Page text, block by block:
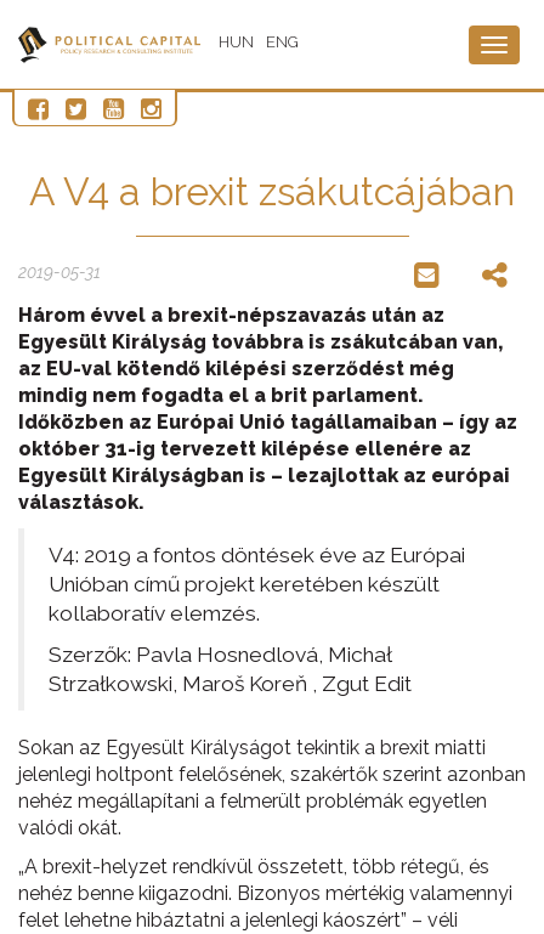
HUN ENG
A V4 a brexit zsákutcájában
2019-05-31
Három évvel a brexit-népszavazás után az
Egyesült Királyság továbbra is zsákutcában van,
az EU-val kötendő kilépési szerződést még
mindig nem fogadta el a brit parlament.
Időközben az Európai Unió tagállamaiban – így az
október 31-ig tervezett kilépése ellenére az
Egyesült Királyságban is – lezajlottak az európai
választások.
V4: 2019 a fontos döntések éve az Európai
Unióban című projekt keretében készült
kollaboratív elemzés.
Szerzők: Pavla Hosnedlová, Michał
Strzałkowski, Maroš Koreň , Zgut Edit
Sokan az Egyesült Királyságot tekintik a brexit miatti
jelenlegi holtpont felelősének, szakértők szerint azonban
nehéz megállapítani a felmerült problémák egyetlen
valódi okát.
„A brexit-helyzet rendkívül összetett, több rétegű, és
nehéz benne kiigazodni. Bizonyos mértékig valamennyi
felet lehetne hibáztatni a jelenlegi káoszért” – véli